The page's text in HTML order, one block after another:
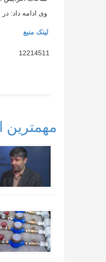
وی ادامه داد:
لینک منبع
12214511
مهمترین